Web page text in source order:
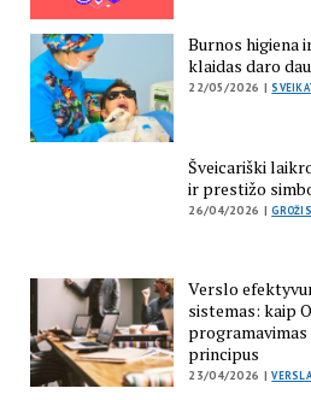
Burnos higiena
klaidas daro
22/05/2026 |
Šveicariški
ir prestižo
26/04/2026 |
Verslo
sistemas: kaip
principus
23/04/2026 |